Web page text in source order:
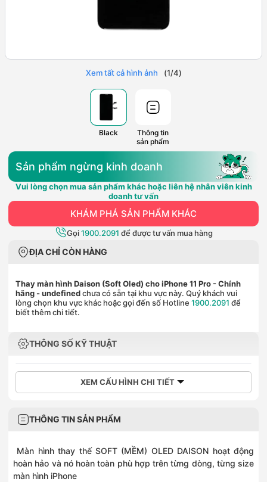
Xem tất cả hình ảnh (1/4)
Black
Thông tin
sản phẩm
Sản phẩm ngừng kinh doanh
Vui lòng chọn mua sản phẩm khác hoặc liên hệ nhân viên kinh
doanh tư vấn
KHÁM PHÁ SẢN PHẨM KHÁC
Gọi1900.2091 để được tư vấn mua hàng
ĐỊA CHỈ CÒN HÀNG
Thay màn hình Daison (Soft Oled) cho iPhone 11 Pro - Chính
hãng - undefinedchưa có sẵn tại khu vực này. Quý khách vui
lòng chọn khu vực khác hoặc gọi đến số Hotline 1900.2091 để
biết thêm chi tiết.
THÔNG SỐ KỸ THUẬT
XEM CẤU HÌNH CHI TIẾT
THÔNG TIN SẢN PHẨM
Màn hình thay thế SOFT (MỀM) OLED DAISON hoạt động
hoàn hảo và nó hoàn toàn phù hợp trên từng dòng, từng size
màn hình iPhone